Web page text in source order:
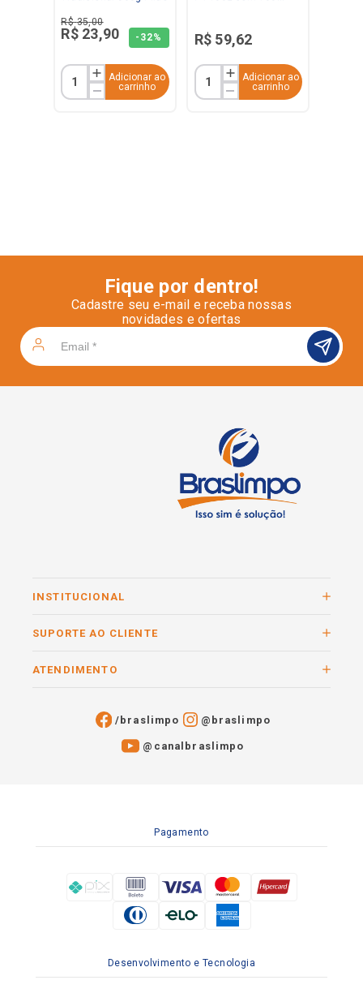
R$ 35,00
R$ 23,90 - 32%
Adicionar ao
carrinho
R$ 59,62
Adicionar ao
carrinho
Fique por dentro!
Cadastre seu e-mail e receba nossas
novidades e ofertas
INSTITUCIONAL
SUPORTE AO CLIENTE
ATENDIMENTO
/braslimpo @braslimpo
@canalbraslimpo​
Pagamento
Desenvolvimento e Tecnologia